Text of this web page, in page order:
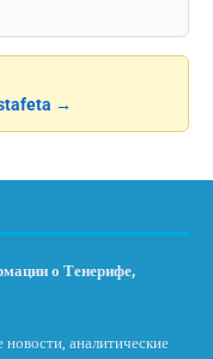
→
о Тенерифе,
аналитические